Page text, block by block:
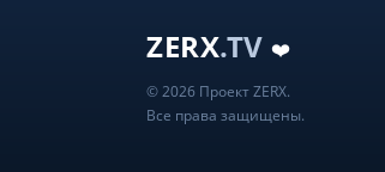
ZERX.TV ❤️
© 2026 Проект ZERX.
Все права защищены.